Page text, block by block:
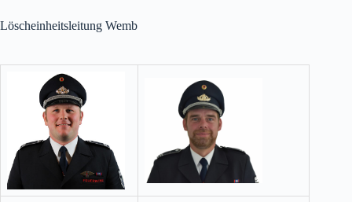
Löscheinheitsleitung Wemb